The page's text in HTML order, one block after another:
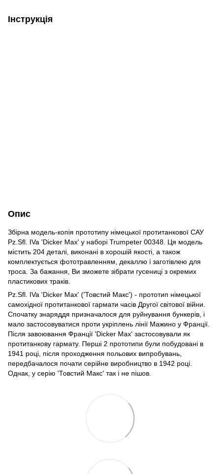
Інструкція
Опис
Збірна модель-копія прототипу німецької протитанкової САУ
Pz.Sfl. IVa 'Dicker Max' у наборі Trumpeter 00348. Ця модель
містить 204 деталі, виконані в хорошій якості, а також
комплектується фототравленням, декаллю і заготівлею для
троса. За бажання, Ви зможете зібрати гусениці з окремих
пластикових траків.
Pz.Sfl. IVa 'Dicker Max' ('Товстий Макс') - прототип німецької
самохідної протитанкової гармати часів Другої світової війни.
Спочатку знаряддя призначалося для руйнування бункерів, і
мало застосовуватися проти укріплень лінії Мажино у Франції.
Після завоювання Франції 'Dicker Max' застосовували як
протитанкову гармату. Перші 2 прототипи були побудовані в
1941 році, після проходження польових випробувань,
передбачалося почати серійне виробництво в 1942 році.
Однак, у серію 'Товстий Макс' так і не пішов.